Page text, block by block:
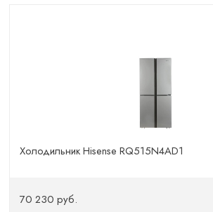
Холодильник Hisense RQ515N4AD1
70 230 руб.